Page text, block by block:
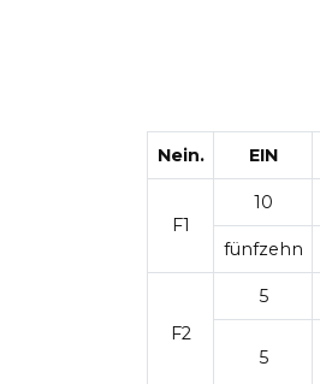
Nein. EIN
F1
10
fünfzehn
F2
5
5